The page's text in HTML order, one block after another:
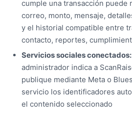
cumple una transacción puede
correo, monto, mensaje,
y el historial compatible entre
contacto, reportes,
Servicios sociales conectados:
administrador indica a
publique mediante Meta o
servicio los identificadores
el contenido seleccionado